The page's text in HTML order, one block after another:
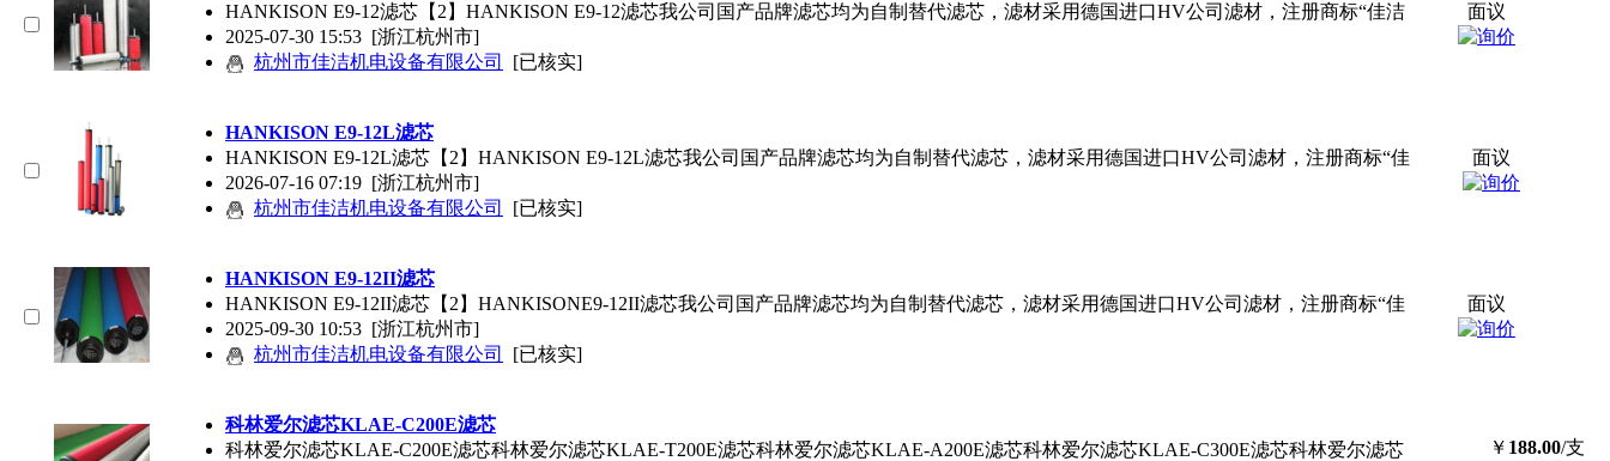
HANKISON E9-12滤芯 【2】HANKISON E9-12滤芯我公司国产品牌滤芯均为自制替代滤芯 ，滤材采用德国进口HV公司滤材，注册商标“佳洁
2025-07-30 15:53 [浙江杭州市]
杭州市佳洁机电设备有限公司
[已核实]
面议
HANKISON E9-12L滤芯
HANKISON E9-12L滤芯 【2】HANKISON E9-12L滤芯我公司国产品牌滤芯均为自制替代滤芯 ，滤材采用德国进口HV公司滤材，注册商标“佳
2026-07-16 07:19 [浙江杭州市]
杭州市佳洁机电设备有限公司
[已核实]
面议
HANKISON E9-12II滤芯
HANKISON E9-12II滤芯 【2】HANKISONE9-12II滤芯我公司国产品牌滤芯均为自制替代滤芯 ，滤材采用德国进口HV公司滤材，注册商标“佳
2025-09-30 10:53 [浙江杭州市]
杭州市佳洁机电设备有限公司
[已核实]
面议
科林爱尔滤芯KLAE-C200E滤芯
科林爱尔滤芯KLAE-C200E滤芯科林爱尔滤芯KLAE-T200E滤芯科林爱尔滤芯KLAE-A200E滤芯科林爱尔滤芯KLAE-C300E滤芯科林爱尔滤芯
￥ 188.00/支